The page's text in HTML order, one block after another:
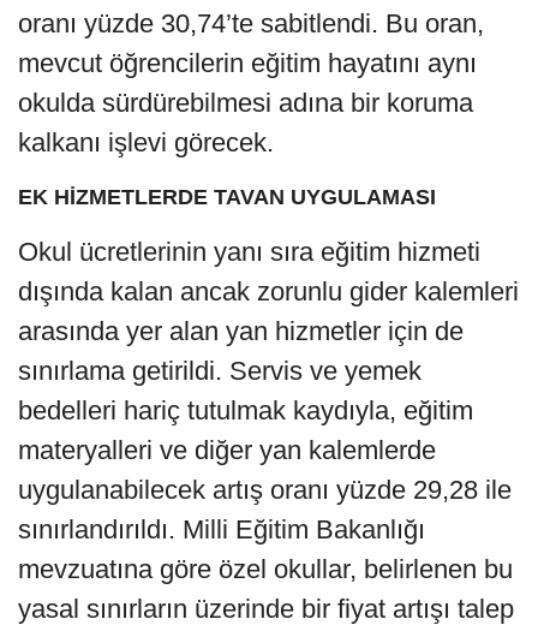
oranı yüzde 30,74’te sabitlendi. Bu oran,
mevcut öğrencilerin eğitim hayatını aynı
okulda sürdürebilmesi adına bir koruma
kalkanı işlevi görecek.
EK HİZMETLERDE TAVAN UYGULAMASI
Okul ücretlerinin yanı sıra eğitim hizmeti
dışında kalan ancak zorunlu gider kalemleri
arasında yer alan yan hizmetler için de
sınırlama getirildi. Servis ve yemek
bedelleri hariç tutulmak kaydıyla, eğitim
materyalleri ve diğer yan kalemlerde
uygulanabilecek artış oranı yüzde 29,28 ile
sınırlandırıldı. Milli Eğitim Bakanlığı
mevzuatına göre özel okullar, belirlenen bu
yasal sınırların üzerinde bir fiyat artışı talep